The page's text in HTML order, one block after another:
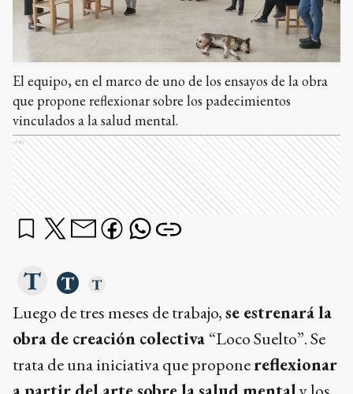
El equipo, en el marco de uno de los ensayos de la obra
que propone reflexionar sobre los padecimientos
vinculados a la salud mental.
Ads
Luego de tres meses de trabajo,se estrenará la
obra de creación colectiva “Loco Suelto”. Se
trata de una iniciativa que proponereflexionar